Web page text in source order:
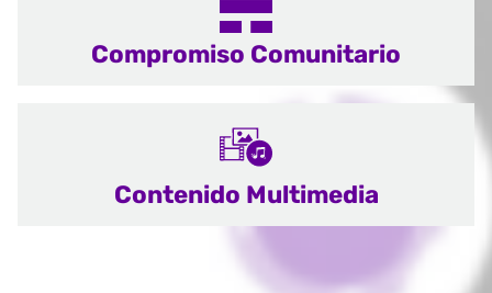
Compromiso Comunitario
Contenido Multimedia